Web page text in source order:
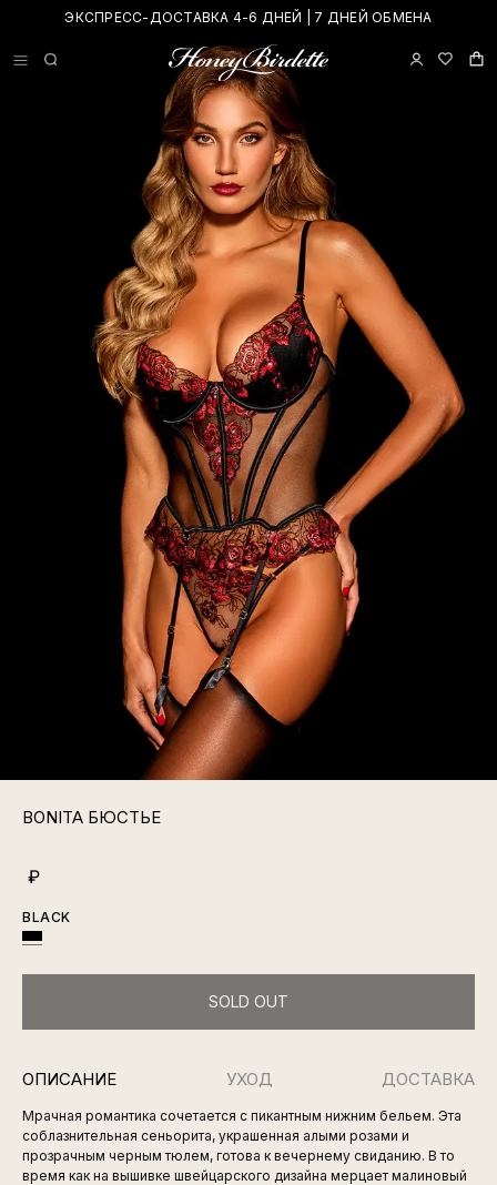
ЭКСПРЕСС-ДОСТАВКА 4-6 ДНЕЙ | 7 ДНЕЙ ОБМЕНА
BONITA БЮСТЬЕ
₽
BLACK
SOLD OUT
ОПИСАНИЕ УХОД ДОСТАВКА
Мрачная романтика сочетается с пикантным нижним бельем. Эта
соблазнительная сеньорита, украшенная алыми розами и
прозрачным черным тюлем, готова к вечернему свиданию. В то
время как на вышивке швейцарского дизайна мерцает малиновый